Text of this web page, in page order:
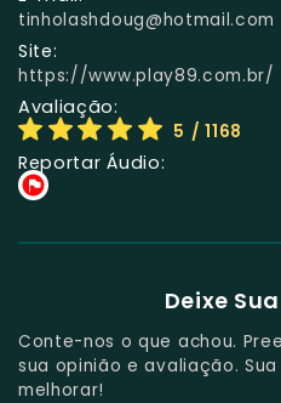
tinholashdoug@hotmail.com
Site:
https://www.play89.com.br/
Avaliação:
5 / 1168
Reportar Áudio:
Deixe
Conte-nos o que achou.
sua opinião e avaliação.
melhorar!